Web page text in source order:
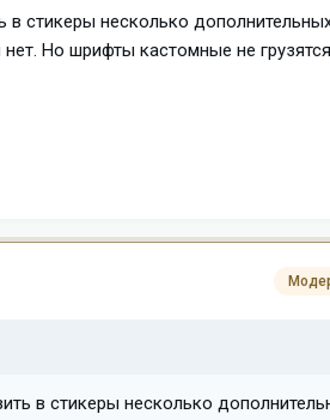
в стикеры несколько
Но шрифты кастомные не
в стикеры несколько